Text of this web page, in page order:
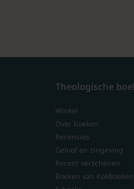
Theologische
Winkel
Over boeken
Recensies
Geloof en zingeving
Recent verschenen
Boeken van